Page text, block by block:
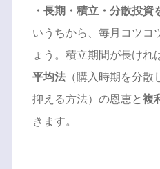
・長期・積立・分散投資
いうちから、毎月コツコ
ょう。積立期間が長けれ
平均法（購入時期を分散
抑える方法）の恩恵と複
きます。